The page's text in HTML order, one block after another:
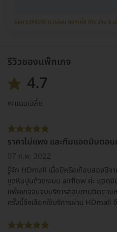
ผ่อน 6,000.00 บ./เดือน ดอกเบี้ย 0% นาน 6 เ
รีวิวของแพ็กเกจ
4.7
คะแนนเฉลี่ย
ราคาไม่แพง และทีมแอดมินตอ
07 ก.พ. 2022
รู้จัก HDmall เมื่อปีหรือเกือบสองปีจ
ขูดหินปูนด้วยระบบ airflow ค่ะ แอด
แพ็คเกจจนจบบริการสอบถามติดตาม
ครั้งนี้จึงเลือกใช้บริการผ่าน HDmall